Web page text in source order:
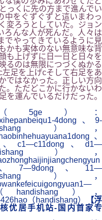
っくに先の方まで進んでい
中をぐずぐずと這いまわっ
変ろうとしていた。ジョン
ろんな人が死んだ。人々は
でやってきているように見
かも実体のない無意味な背
も上げずに日一日と日々を
るのは無限につづくぬかる
足を上げcそして右足をあ
ではなかった。正しい方向
。ただどこかに行かないわ
を運んでいるだけだった。
5ge）：
4dong、9-
），
、
、c1—c11dong、d1—
），
、7—9dong、11—
），
handishang），
（handishang）
【浮
优居手机站-国内首家专